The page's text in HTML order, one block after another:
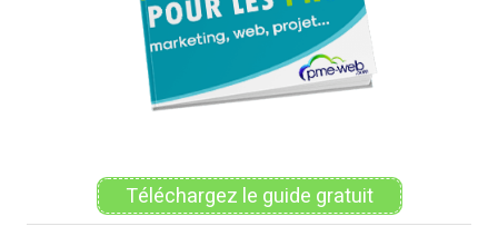
Téléchargez le guide gratuit